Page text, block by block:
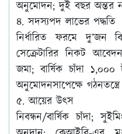
অনুমোদন; দুই বছর অন্তর
৪. সদস্যপদ লাভের পদ্ধতি
নির্ধারিত ফরমে দু’জন
সেক্রেটারির নিকট
জমা; বার্ষিক চাঁদা
অনুমোদনসাপেক্ষে
৫. আয়ের উৎস
নিবন্ধন/বার্ষিক চাঁদা;